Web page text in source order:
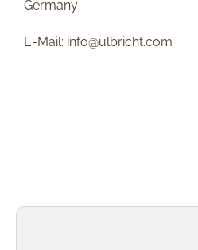
Germany
E-Mail: info@ulbricht.com